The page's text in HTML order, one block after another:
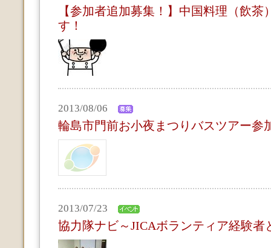
【参加者追加募集！】中国料理（飲茶
す！
2013/08/06
輪島市門前お小夜まつりバスツアー参
2013/07/23
協力隊ナビ～JICAボランティア経験者